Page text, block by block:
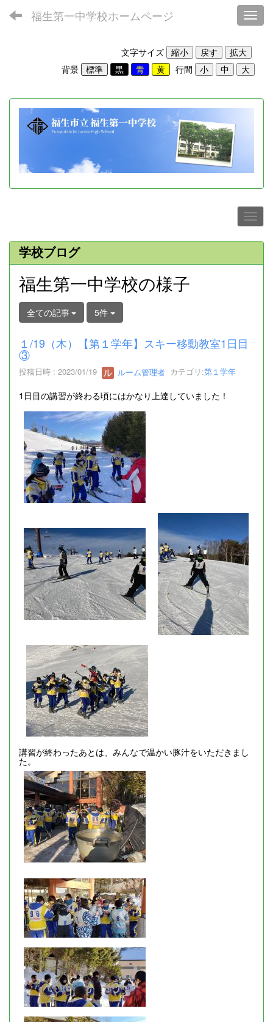
福生第一中学校ホームページ
文字サイズ
背景
行間
学校ブログ
福生第一中学校の様子
全ての記事 5件
１/19（木）【第１学年】スキー移動教室1日目
③
投稿日時 : 2023/01/19 ルーム管理者 カテゴリ:第１学年
1日目の講習が終わる頃にはかなり上達していました！
講習が終わったあとは、みんなで温かい豚汁をいただきまし
た。